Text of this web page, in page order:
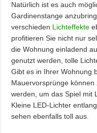
Natürlich ist es auch
Gardinenstange
verschieden Lichteffekte
profitieren Sie nicht nur
die Wohnung einladend
genutzt werden, tolle
Gibt es in Ihrer Wohnung
Mauervorsprünge
werden, um das Spiel mit
Kleine LED-Lichter
sehen ebenfalls toll aus.